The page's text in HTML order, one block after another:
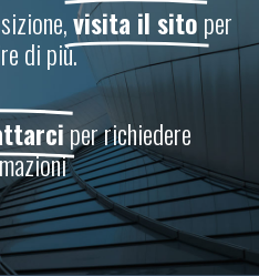
visita il sitoper
di più.
per richiedere